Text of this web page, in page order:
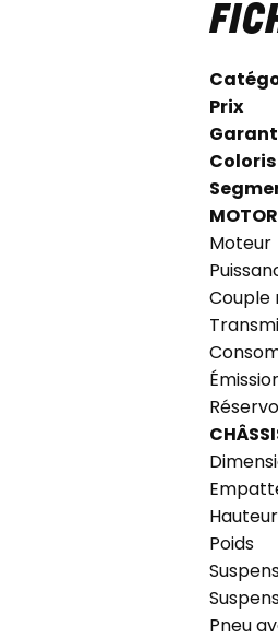
Prix
Coloris
Moteur
Couple
Poids
Pneu